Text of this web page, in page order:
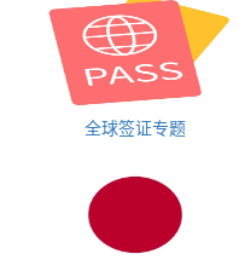
全球签证专题